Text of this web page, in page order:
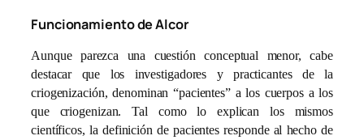
Funcionamiento de Alcor
Aunque parezca una cuestión conceptual menor, cabe
destacar que los investigadores y practicantes de la
criogenización, denominan “pacientes” a los cuerpos a los
que criogenizan. Tal como lo explican los mismos
científicos, la definición de pacientes responde al hecho de